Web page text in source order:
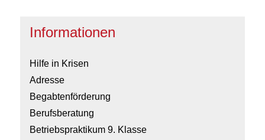
Informationen
Hilfe in Krisen
Adresse
Begabtenförderung
Berufsberatung
Betriebspraktikum 9. Klasse